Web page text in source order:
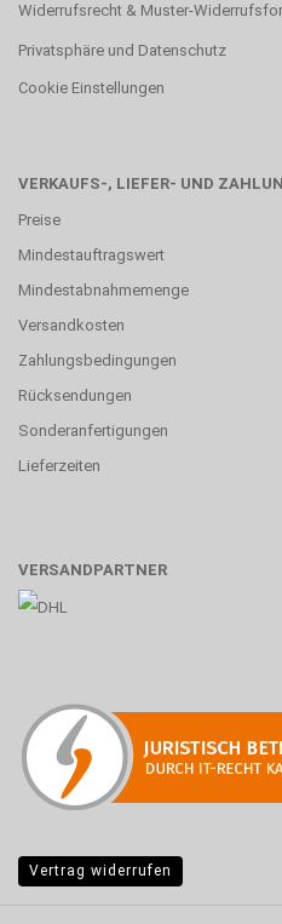
Widerrufsrecht & Muster-
Privatsphäre und Datenschutz
Cookie Einstellungen
VERKAUFS-, LIEFER- UND
Preise
Mindestauftragswert
Mindestabnahmemenge
Versandkosten
Zahlungsbedingungen
Rücksendungen
Sonderanfertigungen
Lieferzeiten
VERSANDPARTNER
Vertrag widerrufen